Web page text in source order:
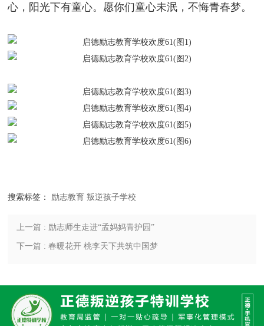
心，阳光下有童心。愿你们童心未泯，不悔青春梦。
搜索标签： 励志教育 叛逆孩子学校
上一篇 : 励志师生走进“孟妈妈青护园”
下一篇 : 春暖花开 桃李天下共筑中国梦